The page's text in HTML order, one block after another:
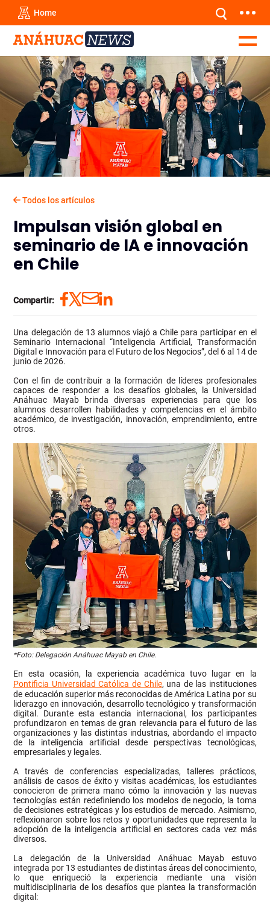
Home
Todos los artículos
Impulsan visión global en
seminario de IA e innovación
en Chile
Compartir:
Una delegación de 13 alumnos viajó a Chile para participar en el
Seminario Internacional “Inteligencia Artificial, Transformación
Digital e Innovación para el Futuro de los Negocios”, del 6 al 14 de
junio de 2026.
Con el fin de contribuir a la formación de líderes profesionales
capaces de responder a los desafíos globales, la Universidad
Anáhuac Mayab brinda diversas experiencias para que los
alumnos desarrollen habilidades y competencias en el ámbito
académico, de investigación, innovación, emprendimiento, entre
otros.
*Foto: Delegación Anáhuac Mayab en Chile.
En esta ocasión, la experiencia académica tuvo lugar en la
Pontificia Universidad Católica de Chile, una de las instituciones
de educación superior más reconocidas de América Latina por su
liderazgo en innovación, desarrollo tecnológico y transformación
digital. Durante esta estancia internacional, los participantes
profundizaron en temas de gran relevancia para el futuro de las
organizaciones y las distintas industrias, abordando el impacto
de la inteligencia artificial desde perspectivas tecnológicas,
empresariales y legales.
A través de conferencias especializadas, talleres prácticos,
análisis de casos de éxito y visitas académicas, los estudiantes
conocieron de primera mano cómo la innovación y las nuevas
tecnologías están redefiniendo los modelos de negocio, la toma
de decisiones estratégicas y los estudios de mercado. Asimismo,
reflexionaron sobre los retos y oportunidades que representa la
adopción de la inteligencia artificial en sectores cada vez más
diversos.
La delegación de la Universidad Anáhuac Mayab estuvo
integrada por 13 estudiantes de distintas áreas del conocimiento,
lo que enriqueció la experiencia mediante una visión
multidisciplinaria de los desafíos que plantea la transformación
digital: